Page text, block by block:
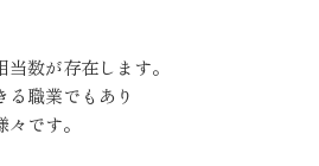
数が存在します。
職業でもあり
です。